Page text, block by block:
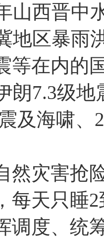
山西晋中
地区暴雨
等在内的
朗7.3级
及海啸、
灾害抢险
每天只睡
调度、统